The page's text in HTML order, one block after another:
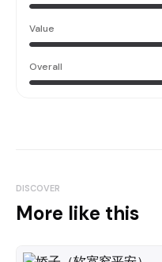
Value
Overall
DISCOVER
More like this